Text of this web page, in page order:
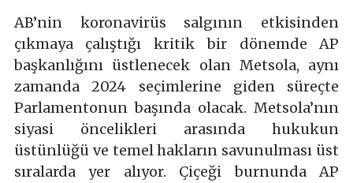
AB’nin koronavirüs salgının etkisinden
çıkmaya çalıştığı kritik bir dönemde AP
başkanlığını üstlenecek olan Metsola, aynı
zamanda 2024 seçimlerine giden süreçte
Parlamentonun başında olacak. Metsola’nın
siyasi öncelikleri arasında hukukun
üstünlüğü ve temel hakların savunulması üst
sıralarda yer alıyor. Çiçeği burnunda AP